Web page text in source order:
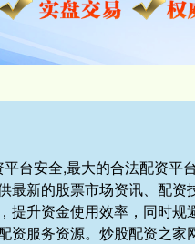
台安全,最大的合法配资平
最新的股票市场资讯、配
提升资金使用效率，同时
资服务资源。炒股配资之家